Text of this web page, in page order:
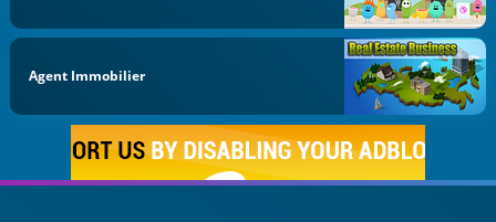
Agent Immobilier